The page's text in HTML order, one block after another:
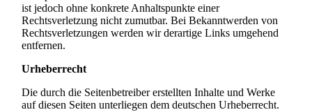
ist jedoch ohne konkrete Anhaltspunkte einer
Rechtsverletzung nicht zumutbar. Bei Bekanntwerden von
Rechtsverletzungen werden wir derartige Links umgehend
entfernen.
Urheberrecht
Die durch die Seitenbetreiber erstellten Inhalte und Werke
auf diesen Seiten unterliegen dem deutschen Urheberrecht.